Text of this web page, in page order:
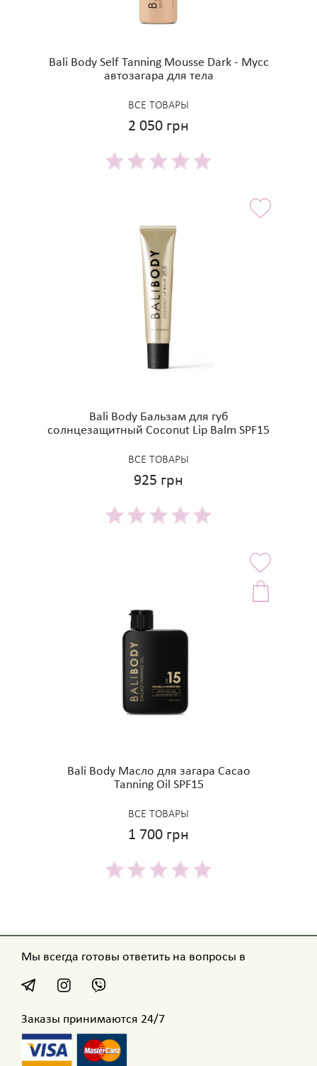
Bali Body Self Tanning Mousse Dark - Мусс
автозагара для тела
ВСЕ ТОВАРЫ
2 050 грн
Bali Body Бальзам для губ
солнцезащитный Coconut Lip Balm SPF15
ВСЕ ТОВАРЫ
925 грн
Bali Body Масло для загара Cacao
Tanning Oil SPF15
ВСЕ ТОВАРЫ
1 700 грн
Мы всегда готовы ответить на вопросы в
Заказы принимаются 24/7